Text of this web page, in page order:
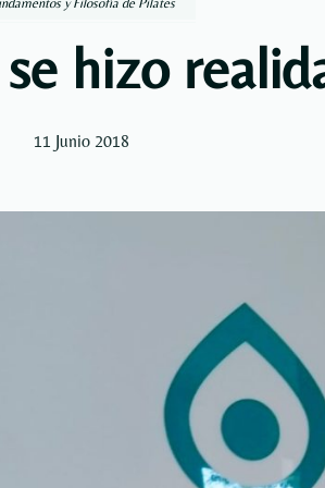
hizo
11 Junio 2018